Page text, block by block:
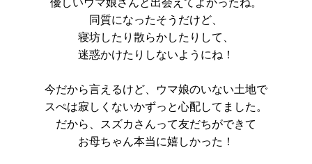
同質になったそうだけど、
寝坊したり散らかしたりして、
迷惑かけたりしないようにね！
今だから言えるけど、ウマ娘のいない土地で
スぺは寂しくないかずっと心配してました。
だから、スズカさんって友だちができて
お母ちゃん本当に嬉しかった！